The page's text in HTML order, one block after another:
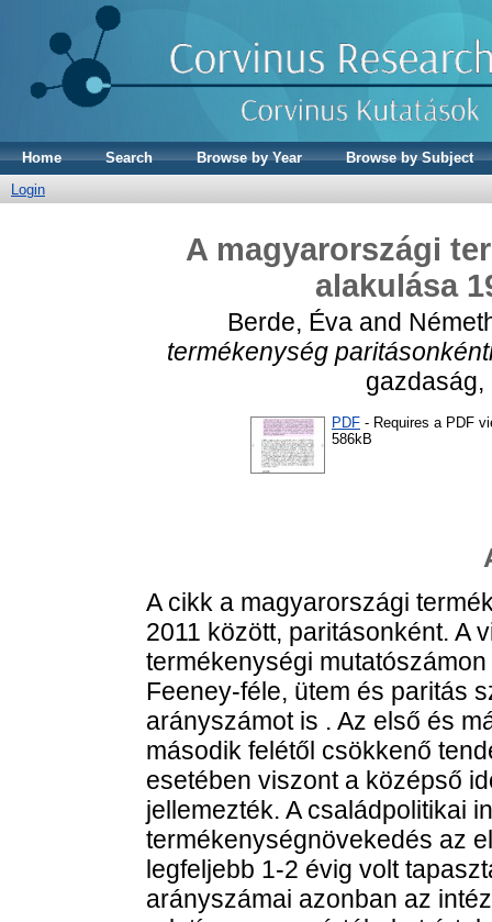
Home Search Browse by Year
Browse by Subject
Login
A magyarországi
alakulása
Berde, Évaand
termékenység
gazdaság,
PDF - Requires a PDF
586kB
A cikk a magyarországi
2011 között, paritásonként. A
termékenységi
Feeney-féle, ütem és paritás
arányszámot is . Az első és
második felétől csökkenő
esetében viszont a középső
jellemezték. A családpolitikai
termékenységnövekedés az
legfeljebb 1-2 évig volt
arányszámai azonban az